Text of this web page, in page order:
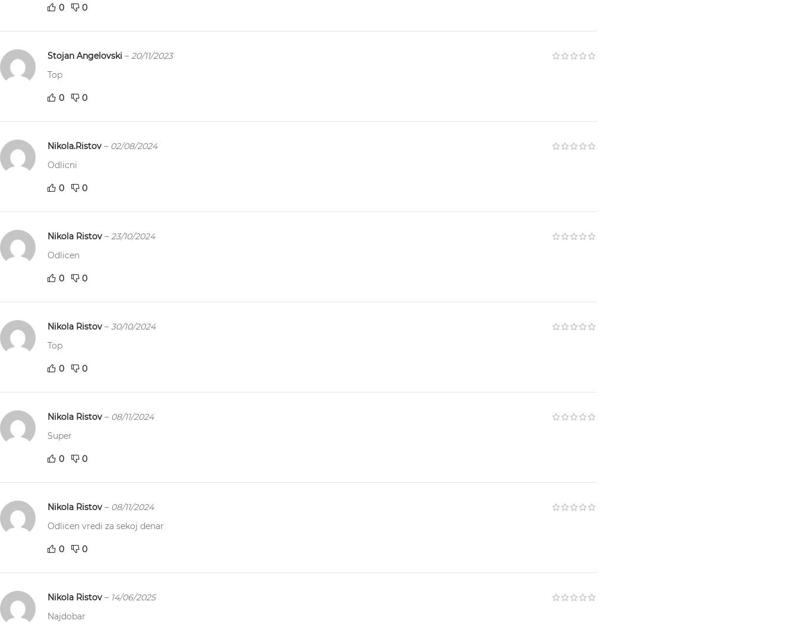
0 0
Stojan Angelovski – 20/11/2023
Top
0 0
Nikola.Ristov – 02/08/2024
Odlicni
0 0
Nikola Ristov – 23/10/2024
Odlicen
0 0
Nikola Ristov – 30/10/2024
Top
0 0
Nikola Ristov – 08/11/2024
Super
0 0
Nikola Ristov – 08/11/2024
Odlicen vredi za sekoj denar
0 0
Nikola Ristov – 14/06/2025
Najdobar